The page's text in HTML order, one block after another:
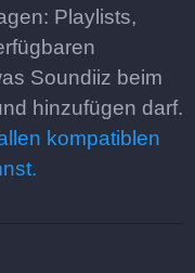
Playlists,
Soundiiz beim
hinzufügen darf.
kompatiblen